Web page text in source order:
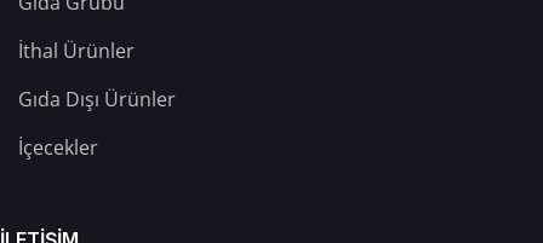
İthal Ürünler
Gıda Dışı Ürünler
İçecekler